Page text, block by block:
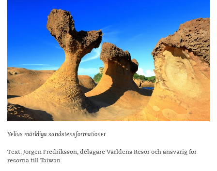
Yelius märkliga sandstensformationer
Text: Jörgen Fredriksson, delägare Världens Resor och ansvarig för
resorna till Taiwan